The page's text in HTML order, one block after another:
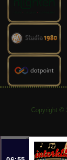
Copyright ©